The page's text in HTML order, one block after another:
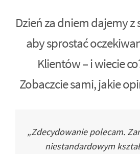
Dzień za dniem dajemy z
aby sprostać
Klientów – i wiecie
Zobaczcie sami, jakie
„Zdecydowanie polecam.
niestandardowym